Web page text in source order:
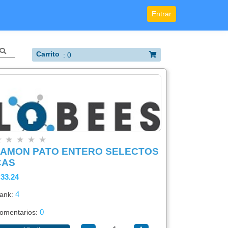
Entrar
Carrito : 0
★ ★ ★ ★
PATO ENTERO SELECTOS
4
0